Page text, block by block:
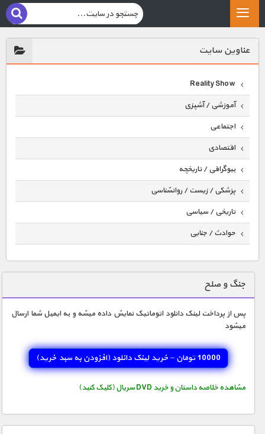
عناوين سايت
Reality Show
آموزشی / آشپزی
اجتماعی
اقتصادی
بیوگرافی / تاریخچه
پزشکی / زیست / روانشناسی
تاریخی / سیاسی
حوادث / جنایی
دنیای خوراکی ها
زمین شناسی / محیط زیست
سازه/ معماری/ مهندسی
سرگرمی
شناخت کودکان
طبیعت
فرهنگ / هنر
جنگ و صلح
پس از پرداخت لینک دانلود اتوماتیک نمایش داده میشه و به ایمیل شما ارسال
میشود
10000 تومان – خرید لینک دانلود (افزودن به سبد خريد)
مشاهده خلاصه داستان و خرید DVD سریال (کلیک کنید)